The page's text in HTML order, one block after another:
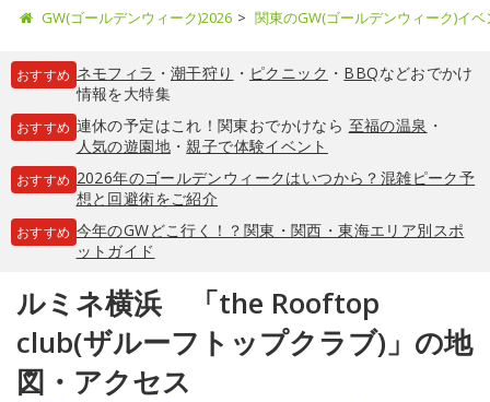
GW(ゴールデンウィーク)2026 関東のGW(ゴールデンウィーク)イ
おすすめ ネモフィラ ・ 潮干狩り ・ ピクニック ・ BBQなどおでかけ
情報を大特集
おすすめ 連休の予定はこれ！関東おでかけなら 至福の温泉 ・
人気の遊園地・親子で体験イベント
おすすめ 2026年のゴールデンウィークはいつから？混雑ピーク予
想と回避術をご紹介
おすすめ 今年のGWどこ行く！？関東・関西・東海エリア別スポ
ットガイド
ルミネ横浜 「the Rooftop
club(ザルーフトップクラブ)」の地
図・アクセス